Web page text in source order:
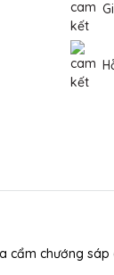
cẩm chướng sáp